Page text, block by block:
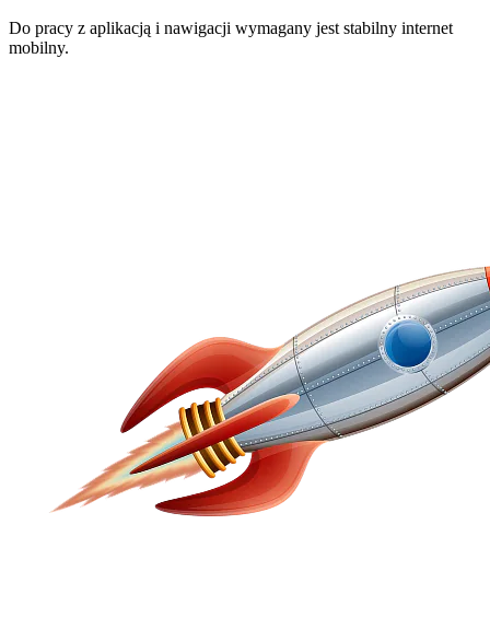
Do pracy z aplikacją i nawigacji wymagany jest stabilny internet
mobilny.